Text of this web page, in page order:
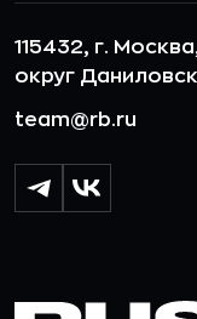
115432, г.
округ
team@rb.ru